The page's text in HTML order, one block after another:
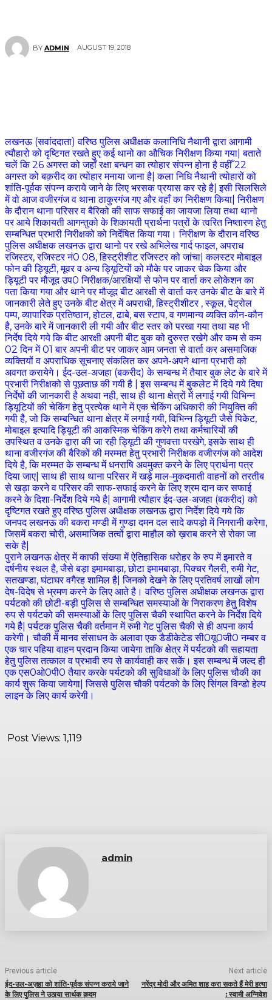
BY ADMIN AUGUST 19, 2018
लखनऊ (सवांददाता) वरिष्ठ पुलिस अधीक्षक कलानिधि नैथानी द्वारा आगामी
त्यौहारो को दृष्टिगत रखते हुए कई थानो का औचिक निरीक्षण किया गया| बताते
चलें कि 26 अगस्त को जहाँ रक्षा बन्धन का त्योहार संपन्न होना है वहीँ 22
अगस्त को बक़रीद का त्योहार मनाया जाना है| कला निधि नैथानी त्योहारों को
शांति-पूर्वक संपन्न कराये जाने के लिए भरसक प्रयास कर रहे है| इसी सिलसिले
में वो आज वजीरगंज व थाना ठाकुरगंज गए और वहाँ का निरीक्षण किया| निरीक्षण
के दौरान थाना परिसर व बैरिको की साफ सफाई का जायजा लिया तथा थानो
पर आये शिकायती आगन्तुको के शिकायती प्रार्थना पत्रों के त्वरित निष्तारण हेतु
सम्बन्धित प्रभारी निरीक्षको को निर्देषित किया गया। निरीक्षण के दौरान वरिष्ठ
पुलिस अधीक्षक लखनऊ द्वारा थानो पर रखे अभिलेख गार्द फाइल, अपराध
रजिस्टर, रजिस्टर नं0 08, हिस्ट्रीशीट रजिस्टर को जांचा| कलस्टर मोबाइल
फोन की ड्यिूटी, मूवर व अन्य ड्यिूटियों को मौके पर जाकर चेक किया और
ड्यिूटी पर मौजूद उप0 निरीक्षक/आरक्षियों से फोन पर वार्ता कर लोकेशन का
पता किया गया और थाने पर मौजूद बीट आरक्षी से वार्ता कर उनके बीट के बारे में
जानकारी लेते हुए उनके बीट क्षेत्र में अपराधी, हिस्ट्रीशीटर , स्कूल, पेट्रोल
पम्प, व्यापारिक प्रतिष्ठान, होटल, ढाबे, बस स्टाप, व गणमान्य व्यक्ति कौन-कौन
है, उनके बारे में जानकारी ली गयी और बीट स्तर को परखा गया तथा यह भी
निर्देष दिये गये कि बीट आरक्षी अपनी बीट बुक को दुरुस्त रखेगे और कम से कम
02 दिन में 01 बार अपनी बीट पर जाकर आम जनता से वार्ता कर असमाजिक
व्यक्तियों व अपराधिक सूचनाए संकलित कर अपने-अपने थाना प्रभारी को
अवगत करायेगे। ईद-उल-अजहा (बकरीद) के सम्बन्ध में तैयार बुक लेट के बारे में
प्रभारी निरीक्षको से पूछताछ की गयी है | इस सम्बन्ध में बुकलेट में दिये गये दिषा
निर्देषों की जानकारी है अथवा नही, साथ ही थाना क्षेत्रों में लगाई गयी विभिन्न
ड्यिूटियों की चेकिंग हेतु प्रत्येक थाने में एक चेकिंग अधिकारी की नियुक्ति की
गयी हैै, जो कि सम्बन्धित थाना क्षेत्र में लगाई गयी, विभिन्न ड्यिूटी जैसे पिकेट,
मोबाइल इत्यादि ड्यिूटी की आकस्मिक चेकिंग करेगे तथा कर्मचारियों की
उपस्थित व उनके द्वारा की जा रही ड्यिूटी की गुणवत्ता परखेगे, इसके साथ ही
थाना वजीरगंज की बैरिकों की मरम्मत हेतु प्रभारी निरीक्षक वजीरगंज को आदेश
दिये है, कि मरम्मत के सम्बन्ध में धनराषि अवमुक्त करने के लिए प्रार्थना पत्र
दिया जाए| साथ ही साथ थाना परिसर में खड़े माल-मुकदमाती वाहनों को तरतीब
से खड़ा करने व परिसर की साफ-सफाई करने के लिए श्रम दान कर सफाई
करने के दिशा-निर्देश दिये गये है| आगामी त्यौहार ईद-उल-अजहा (बकरीद) को
दृष्टिगत रखते हुए वरिष्ठ पुलिस अधीक्षक लखनऊ द्वारा निर्देश दिये गये कि
जनपद लखनऊ की बकरा मण्डी में गुण्डा दमन दल सादे कपड़ो में निगरानी करेगा,
जिसमें बकरा चोरी, असमाजिक तत्वों द्वारा माहौल को ख़राब करने से रोका जा
सके है|
पुराने लखनऊ क्षेत्र में काफी संख्या में ऐतिहासिक धरोहर के रुप में इमारते व
दर्षनीय स्थल है, जैसे बड़ा इमामबाड़ा, छोटा इमामबाड़ा, पिक्चर गैलरी, रुमी गेट,
सतखण्डा, घंटाघर वगैरह शामिल है| जिनको देखने के लिए प्रतिवर्ष लाखों लोग
देष-विदेष से भ्रमण करने के लिए आते है। वरिष्ठ पुलिस अधीक्षक लखनऊ द्वारा
पर्यटको की छोटी-बड़ी पुलिस से सम्बन्धित समस्याओं के निराकरण हेतु विशेष
रुप से पर्यटको की समस्याओं के लिए पुलिस चैकी स्थापित करने के निर्देश दिये
गये हैै| पर्यटक पुलिस चैकी वर्तमान में रुमी गेट पुलिस चैकी से ही अपना कार्य
करेगी। चौकी में मानव संसाधन के अलावा एक डैडीकेटेड सी0यू0जी0 नम्बर व
एक चार पहिया वाहन प्रदान किया जायेगा ताकि क्षेत्र में पर्यटको की सहायता
हेतु पुलिस तत्काल व प्रभावी रुप से कार्यवाही कर सकेें। इस सम्बन्ध में जल्द ही
एक एस0ओ0पी0 तैयार करके पर्यटको की सुविधाओं के लिए पुलिस चौकी का
कार्य शुरू किया जायेगा| जिससे पुलिस चौकी पर्यटको के लिए सिंगल विन्डो हेल्प
लाइन के लिए कार्य करेगी।
Post Views: 1,119
admin
Previous article
ईद-उल-अज़हा को शांति-पूर्वक संपन्न कराये जाने
के लिए पुलिस ने उठाया सार्थक क़दम
Next article
नरेंद्र मोदी और अमित शाह करा सकते हैं मेरी हत्या
: स्वामी अग्निवेश